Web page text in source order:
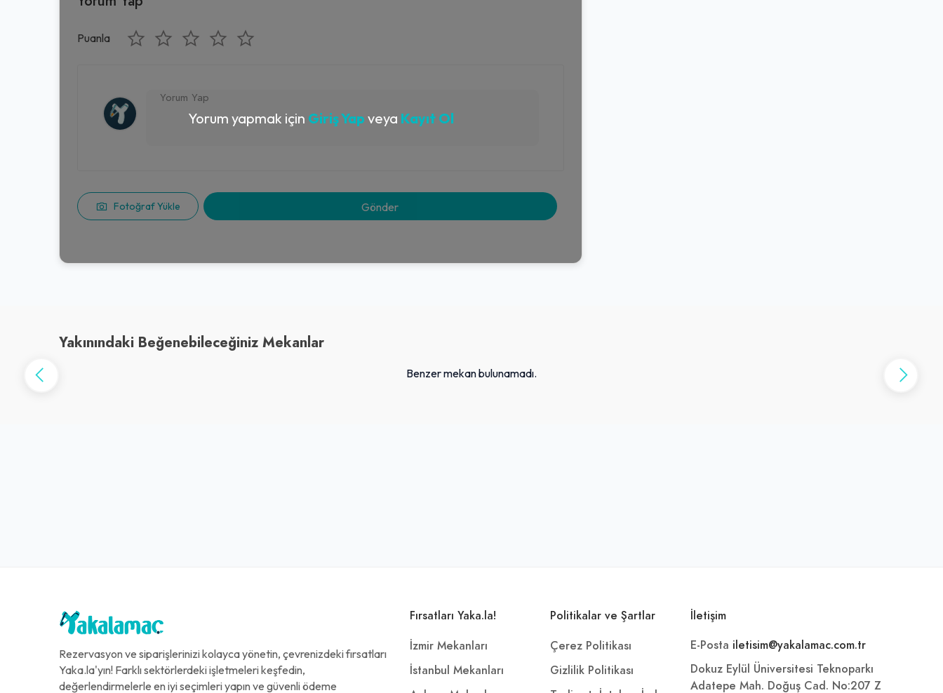
Puanla
Fotoğraf Yükle
Yorum yapmak için Giriş Yap veya Kayıt Ol
Yakınındaki Beğenebileceğiniz Mekanlar
Benzer mekan bulunamadı.
Rezervasyon ve siparişlerinizi kolayca yönetin, çevrenizdeki fırsatları
Yaka.la'yın! Farklı sektörlerdeki işletmeleri keşfedin,
değerlendirmelerle en iyi seçimleri yapın ve güvenli ödeme
Fırsatları Yaka.la!
İzmir Mekanları
İstanbul Mekanları
Politikalar ve Şartlar
Çerez Politikası
Gizlilik Politikası
İletişim
E-Posta iletisim@yakalamac.com.tr
Dokuz Eylül Üniversitesi Teknoparkı
Adatepe Mah. Doğuş Cad. No:207 Z